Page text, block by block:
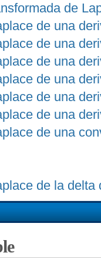
de
de una
de una
de una
de una
de una
de una
de una
de la delta